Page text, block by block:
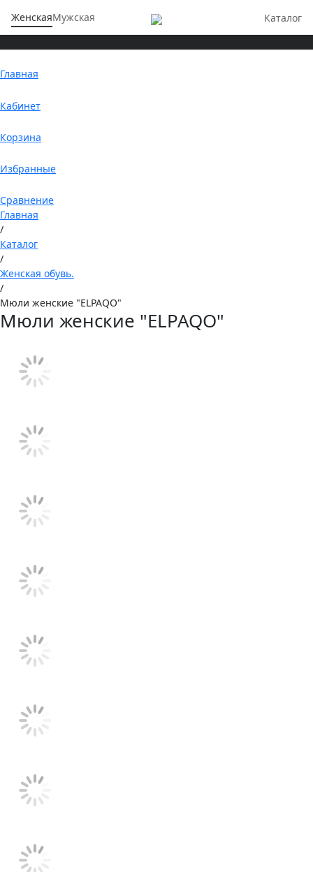
ЖенскаяМужская Каталог
Главная
Кабинет
Корзина
Избранные
Сравнение
Главная
/
Каталог
/
Женская обувь.
/
Мюли женские "ELPAQO"
Мюли женские "ELPAQO"